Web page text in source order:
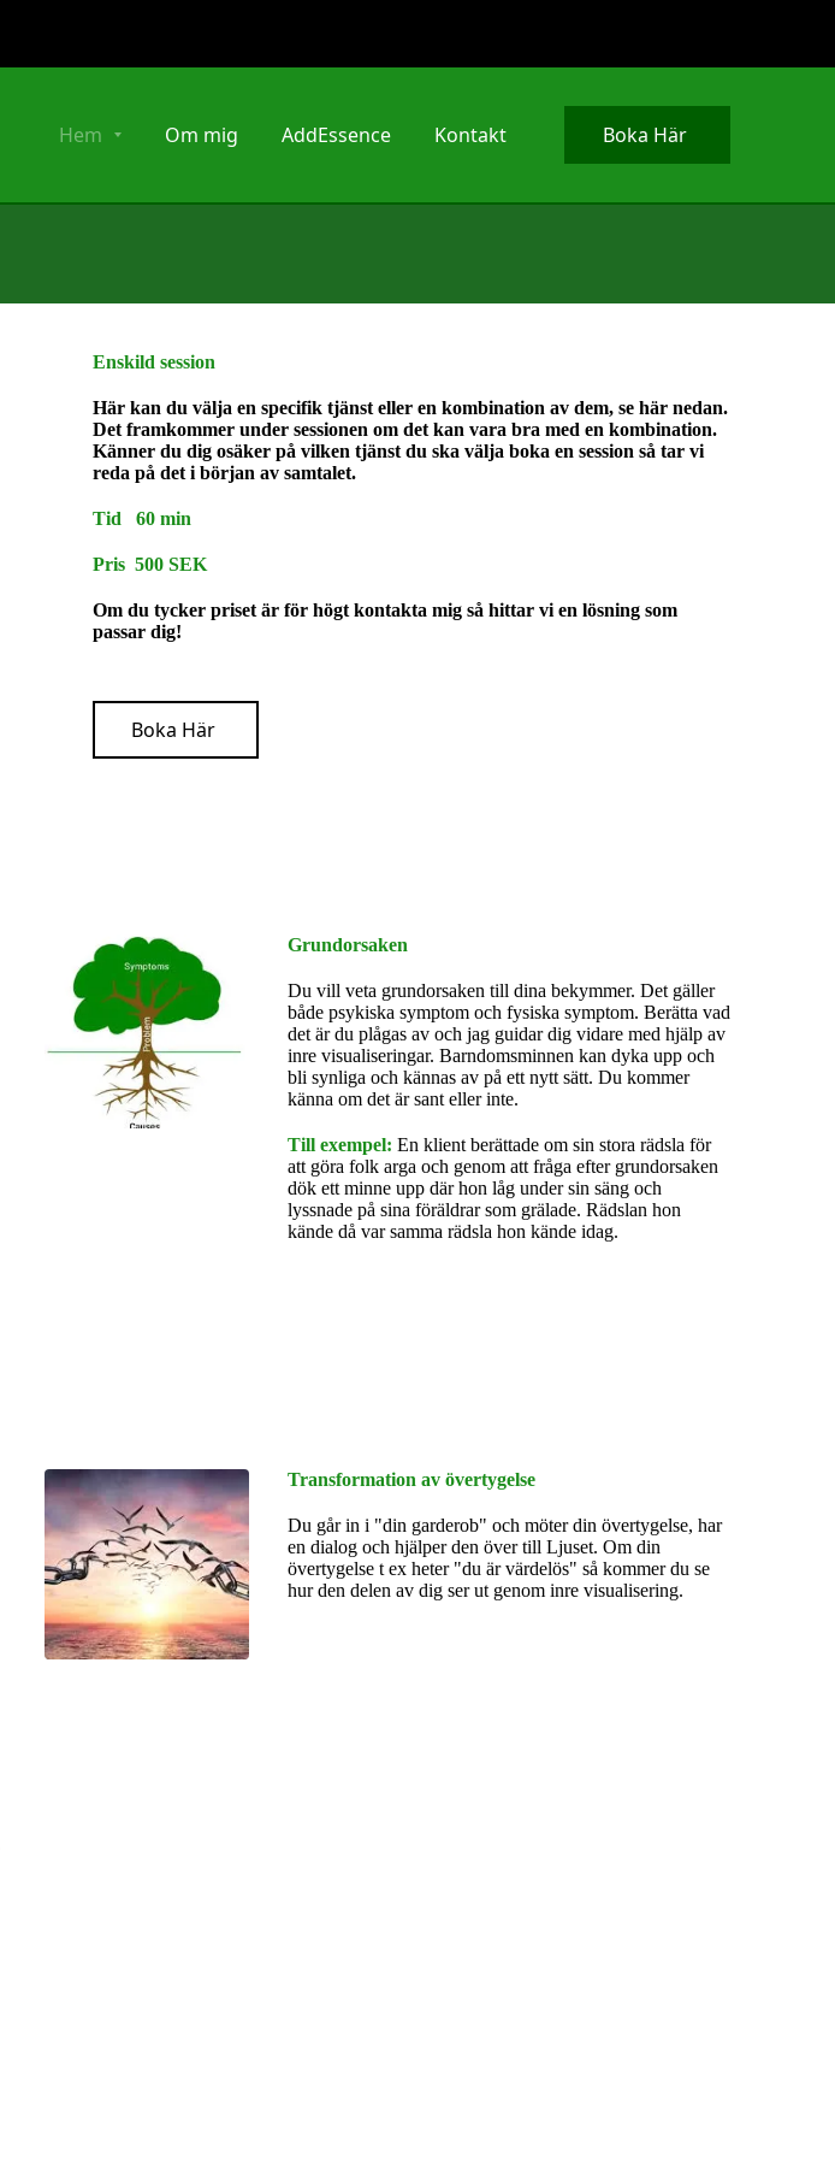
Hem Om mig AddEssence Kontakt Boka Här
Enskild session
Här kan du välja en specifik tjänst eller en kombination av dem, se här nedan.
Det framkommer under sessionen om det kan vara bra med en kombination.
Känner du dig osäker på vilken tjänst du ska välja boka en session så tar vi
reda på det i början av samtalet.
Tid 60 min
Pris 500 SEK
Om du tycker priset är för högt kontakta mig så hittar vi en lösning som
passar dig!
Boka Här
Grundorsaken
Du vill veta grundorsaken till dina bekymmer. Det gäller
både psykiska symptom och fysiska symptom. Berätta vad
det är du plågas av och jag guidar dig vidare med hjälp av
inre visualiseringar. Barndomsminnen kan dyka upp och
bli synliga och kännas av på ett nytt sätt. Du kommer
känna om det är sant eller inte.
Till exempel: En klient berättade om sin stora rädsla för
att göra folk arga och genom att fråga efter grundorsaken
dök ett minne upp där hon låg under sin säng och
lyssnade på sina föräldrar som grälade. Rädslan hon
kände då var samma rädsla hon kände idag.
Transformation av övertygelse
Du går in i "din garderob" och möter din övertygelse, har
en dialog och hjälper den över till Ljuset. Om din
övertygelse t ex heter "du är värdelös" så kommer du se
hur den delen av dig ser ut genom inre visualisering.